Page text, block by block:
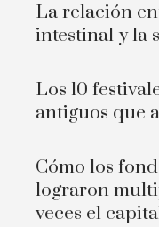
La relación
intestinal y la
Los 10
antiguos que
Cómo los
lograron
veces el